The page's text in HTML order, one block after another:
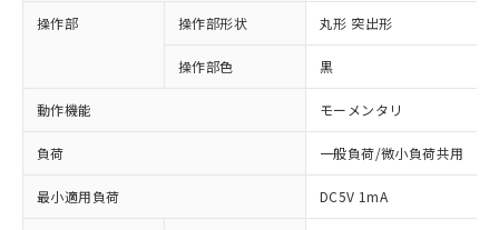
操作部 操作部形状 丸形 突出形
操作部色 黒
動作機能 モーメンタリ
負荷 一般負荷/微小負荷共用
最小適用負荷 DC5V 1mA